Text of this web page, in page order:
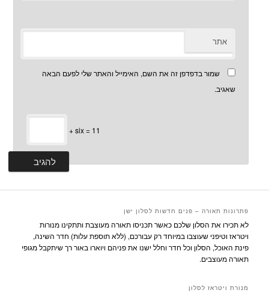
אתר
שמור בדפדפן זה את השם, האימייל והאתר שלי לפעם הבאה
שאגיב.
+ six = 11
פתרונות תאורה – פנים חדשות לסלון ישן
לא תכירו את הסלון שלכם כאשר תכניסו תאורה מעוצבת ותתקינו מנורות
ויטראז וטיפני שעוצבו במיוחד רק עבורכם, (ללא תוספת עלות) חדר השינה,
פינת האוכל, הסלון וכל חדר וחלל ישנו את פניהם ויוארו באור רך שיתקבל מגופי
תאורה מעוצבים.
מנורת ויטראז לסלון